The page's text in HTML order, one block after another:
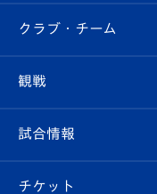
すべて
クラブ
試合情報
クラブ・チーム
クラブ概要
観戦
観戦ルール
試合情報
試合日程/結果
チケット